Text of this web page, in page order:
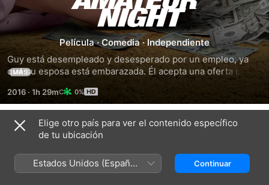
Chofer
en
Apuros
Película ·Comedia ·Independiente
Guy está desempleado y desesperado por un empleo, ya
que su esposa está embarazada. Él acepta una oferta para
transportar a un grupo de prostitutas a sus compromisos
profesionales.
MÁS
2016 · 1h 29m 0%
Títulos relacionados
Abuelo
familia
Tuche:
pelotón
chiflado
Elige otro país para ver el contenido específico
de tu ubicación
Estados Unidos (Español
México)
Continuar